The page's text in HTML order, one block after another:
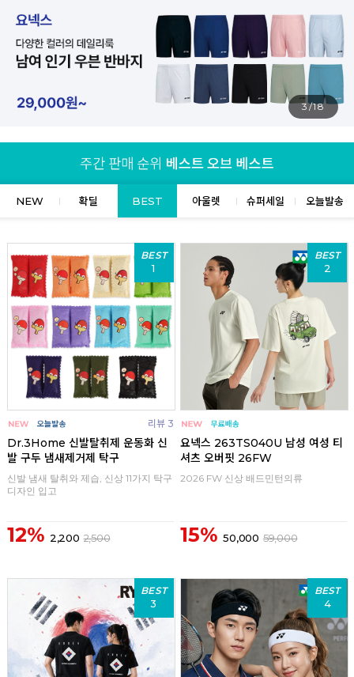
4/18
NEW 확딜 BEST 아울렛 슈퍼세일 오늘발송
BEST
1
리뷰 3
Dr.3Home 신발탈취제 운동화 신
발 구두 냄새제거제 탁구
신발 냄새 탈취와 제습, 신상 11가지 탁구
디자인 입고
12% 2,200 2,500
BEST
2
요넥스 263TS040U 남성 여성 티
셔츠 오버핏 26FW
2026 FW 신상 배드민턴의류
15% 50,000 59,000
BEST
3
BEST
4